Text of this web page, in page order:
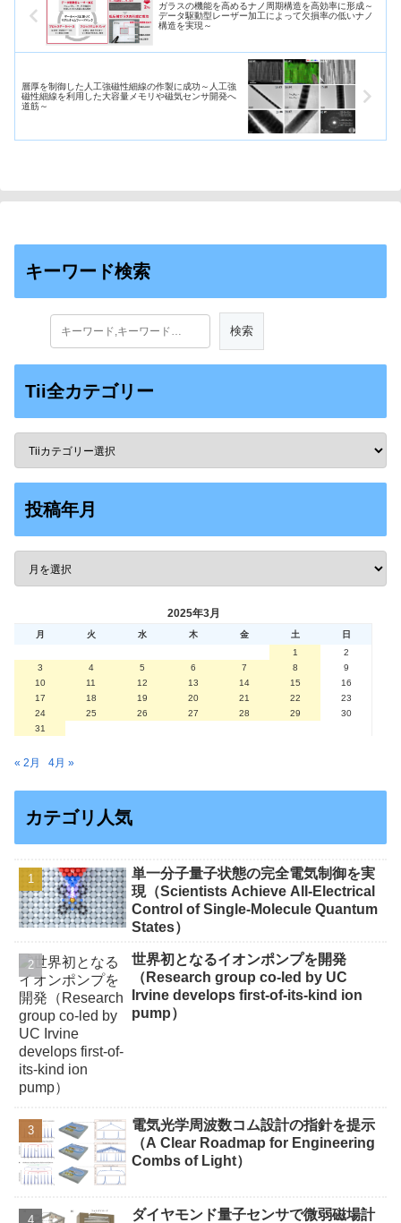
ガラスの機能を高めるナノ周期構造を高効率に形成～
データ駆動型レーザー加工によって欠損率の低いナノ
構造を実現～
層厚を制御した人工強磁性細線の作製に成功～人工強
磁性細線を利用した大容量メモリや磁気センサ開発へ
道筋～
キーワード検索
Tii全カテゴリー
投稿年月
2025年3月
月 火 水 木 金 土
日
1
2
3
4 5 6 7 8
9
10
11 12 13 14 15
16
17
18 19 20 21 22
23
24
25 26 27 28 29
30
31
« 2月 4月 »
カテゴリ人気
単一分子量子状態の完全電気制御を実
現（Scientists Achieve All-Electrical
Control of Single-Molecule Quantum
States）
世界初となるイオンポンプを開発
（Research group co-led by UC
Irvine develops first-of-its-kind ion
pump）
電気光学周波数コム設計の指針を提示
（A Clear Roadmap for Engineering
Combs of Light）
ダイヤモンド量子センサで微弱磁場計